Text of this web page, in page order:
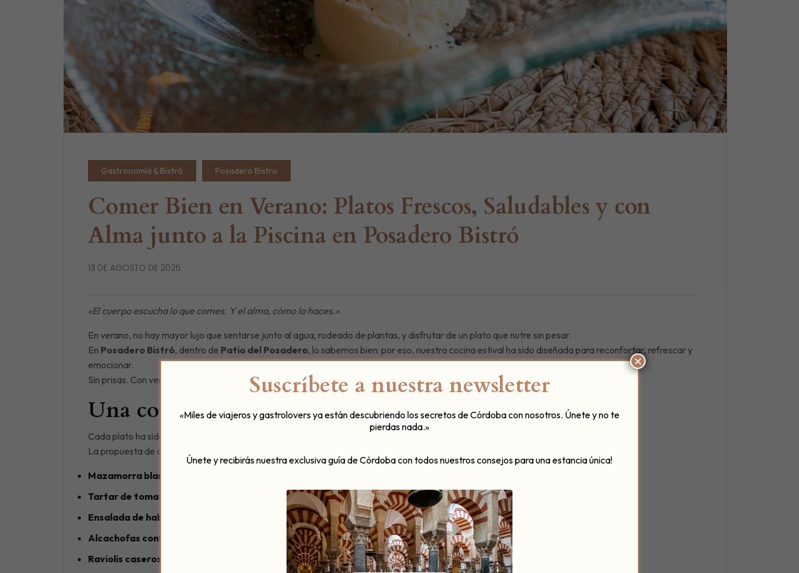
Gastronomía & Bistró Posadero Bistro
Comer Bien en Verano: Platos Frescos, Saludables y con
Alma junto a la Piscina en Posadero Bistró
13 DE AGOSTO DE 2025
«El cuerpo escucha lo que comes. Y el alma, cómo lo haces.»
En verano, no hay mayor lujo que sentarse junto al agua, rodeado de plantas, y disfrutar de un plato que nutre sin pesar.
En Posadero Bistró, dentro de Patio del Posadero, lo sabemos bien: por eso, nuestra cocina estival ha sido diseñada para reconfortar, refrescar y
emocionar.
Sin prisas. Con verdad.
Una cocina que respira verano
Cada plato ha sido creado por nuestro chef
La propuesta de agosto equilibra ligereza, sabor y belleza, en una carta que rinde homenaje al cuerpo y a la estación:
Mazamorra blanca
Tartar de tomate
Ensalada de habas baby
Alcachofas confitadas
con virutas de jamón ibérico
Raviolis caseros
de berenjena asada y tomate seco
Suscríbete a nuestra newsletter
«Miles de viajeros y gastrolovers ya están descubriendo los secretos de Córdoba con nosotros. Únete y no te
pierdas nada.»
Únete y recibirás nuestra exclusiva guía de Córdoba con todos nuestros consejos para una estancia única!
×